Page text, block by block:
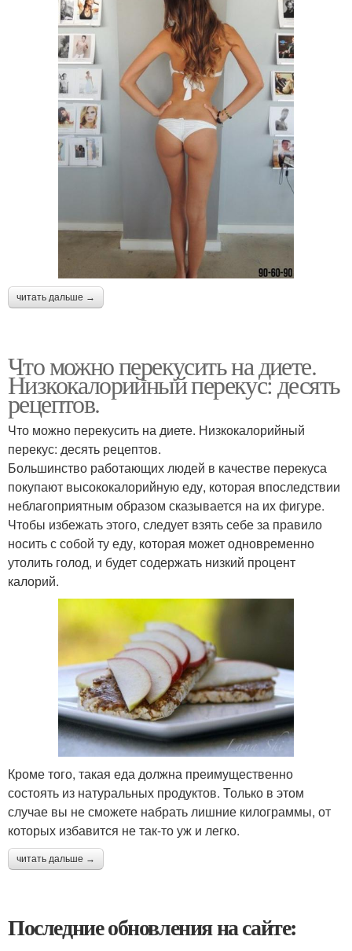
читать дальше →
Что можно перекусить на диете.
Низкокалорийный перекус: десять
рецептов.
Что можно перекусить на диете. Низкокалорийный
перекус: десять рецептов.
Большинство работающих людей в качестве перекуса
покупают высококалорийную еду, которая впоследствии
неблагоприятным образом сказывается на их фигуре.
Чтобы избежать этого, следует взять себе за правило
носить с собой ту еду, которая может одновременно
утолить голод, и будет содержать низкий процент
калорий.
Кроме того, такая еда должна преимущественно
состоять из натуральных продуктов. Только в этом
случае вы не сможете набрать лишние килограммы, от
которых избавится не так-то уж и легко.
читать дальше →
Последние обновления на сайте: